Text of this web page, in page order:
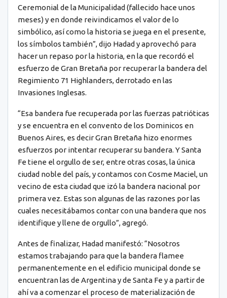
Ceremonial de la Municipalidad (fallecido hace unos
meses) y en donde reivindicamos el valor de lo
simbólico, así como la historia se juega en el presente,
los símbolos también”, dijo Hadad y aprovechó para
hacer un repaso por la historia, en la que recordó el
esfuerzo de Gran Bretaña por recuperar la bandera del
Regimiento 71 Highlanders, derrotado en las
Invasiones Inglesas.
“Esa bandera fue recuperada por las fuerzas patrióticas
y se encuentra en el convento de los Dominicos en
Buenos Aires, es decir Gran Bretaña hizo enormes
esfuerzos por intentar recuperar su bandera. Y Santa
Fe tiene el orgullo de ser, entre otras cosas, la única
ciudad noble del país, y contamos con Cosme Maciel, un
vecino de esta ciudad que izó la bandera nacional por
primera vez. Estas son algunas de las razones por las
cuales necesitábamos contar con una bandera que nos
identifique y llene de orgullo”, agregó.
Antes de finalizar, Hadad manifestó: “Nosotros
estamos trabajando para que la bandera flamee
permanentemente en el edificio municipal donde se
encuentran las de Argentina y de Santa Fe y a partir de
ahí va a comenzar el proceso de materialización de